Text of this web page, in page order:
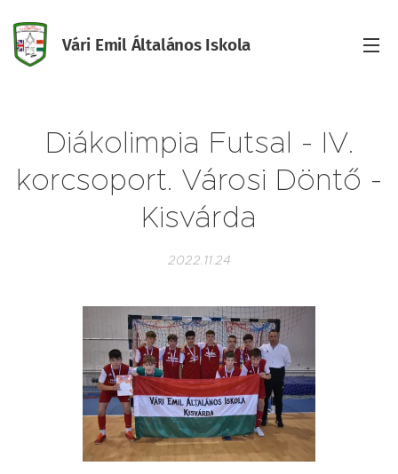
Vári Emil Általános Iskola
Diákolimpia Futsal - IV.
korcsoport. Városi Döntő -
Kisvárda
2022.11.24